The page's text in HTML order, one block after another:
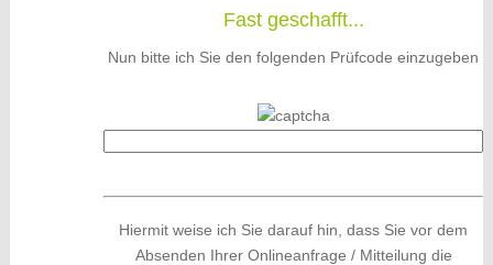
Fast geschafft...
Nun bitte ich Sie den folgenden Prüfcode einzugeben
Hiermit weise ich Sie darauf hin, dass Sie vor dem
Absenden Ihrer Onlineanfrage / Mitteilung die